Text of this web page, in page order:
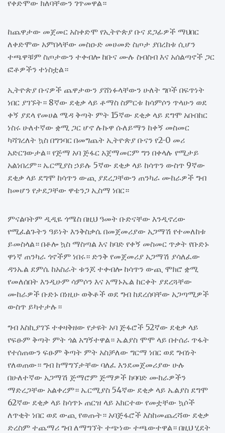
የቀድሞው ክለባቸውን ገጥመዋል።
ከጨዋታው መጀመር አስቀድሞ የኢትዮጵያ ቡና ደጋፊዎች ማህበር
ለቀድሞው አምበላቸው መስዑድ መሀመድ ስጦታ ያበረከቱ ሲሆን
ተጫዋቹም ስጦታውን ተቀብሎ ከቡና ሙሉ ስብስብ እና አሰልጣኖች ጋር
ፎቶዎችን ተነስቷል።
ኢትዮጵያ ቡናዎች ጨዋታውን ያሸነፉላቸውን ሁለት ግቦች በፍጥነት
ነበር ያገኙት። 8ኛው ደቂቃ ላይ ቶማስ ስምርቱ ከሳምሶን ጥላሁን ወደ
ቀኝ ያደላ የመሀል ሜዳ ቅጣት ምት 15ኛው ደቂቃ ላይ ደግሞ አቡበከር
ነስሩ ሁለተኛው ቋሚ ጋር ሆኖ ሉኩዋ ሱለይማን ከቀኝ መስመር
ካሻገረለት ኳስ በግንባር በመግጨት ኢትዮጵያ ቡናን የ2-0 መሪ
አድርገውታል። የጅማ አባ ጅፋር አጀማመርም ግን በቀላሉ የሚታይ
አልነበረም። ኤርሚያስ ኃይሉ 5ኛው ደቂቃ ላይ ከሳጥን ውስጥ 9ኛው
ደቂቃ ላይ ደግሞ ከሳጥን ውጪ ያደረጋቸውን ጠንካራ ሙከራዎች ግብ
ከመሆን የታደጋቸው ዋቴንጋ ኢስማ ነበር።
ምናልባትም ዲዲዬ ጎሜስ በዚህ ዓመት ቡድናቸው እንዲኖረው
የሚፈልጉትን ዓይነት እንቅስቃሴ በመጀመሪያው አጋማሽ የተመለከቱ
ይመስላል። በቶሎ ኳስ ማስጣል እና ከባድ የቀኝ መስመር ጥቃት የቡድኑ
ዋነኛ ጠንካራ ጎኖችም ነበሩ። ድንቅ የመጀመሪያ አጋማሽ ያሳለፈው
ዳንኤል ደምሴ ከአስራት ቱንጆ ተቀብሎ ከሳጥን ውጪ ሞክሮ ቋሚ
የመለሰበት እንዲሁም ሳምሶን እና አማኑኤል ከርቀት ያደረጓቸው
ሙከራዎች ቡድኑ በነዚሁ ወቅቶች ወደ ግብ ከደረሰባቸው አጋጣሚዎች
ውስጥ ይካተታሉ።
ግብ እስኪያገኙ ተቀዛቅዘው የታዩት አባ ጅፋሮች 52ኛው ደቂቃ ላይ
የፍፁም ቅጣት ምት ጎል አግኝተዋል። ኤልያስ ሞሞ ላይ በተሰራ ጥፋት
የተሰጠውን ፍፁም ቅጣት ምት አስቻለው ግርማ ነበር ወደ ግብነት
የለወጠው። ግብ ከማግኘታቸው ባለፈ እንደመጀመሪያው ሁሉ
በሁለተኛው አጋማሽ ጅማሮም ጅማዎች ከባባድ ሙከራዎችን
ማድረጋቸው አልቀረም። ኤርሚያስ 54ኛው ደቂቃ ላይ ኤልያስ ደግሞ
62ኛው ደቂቃ ላይ ከሳጥኑ ጠርዝ ላይ አክርተው የመቷቸው ኳሶች
ለጥቂት ነበር ወደ ውጪ የወጡት። አባጅፋሮች እስከመጨረሻው ደቂቃ
ድረስም ተጨማሪ ግብ ለማግኘት ተጭነው ተጫውተዋል። በዚህ ሂደት